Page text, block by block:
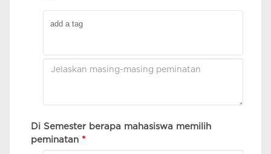
Di Semester berapa mahasiswa memilih
peminatan *